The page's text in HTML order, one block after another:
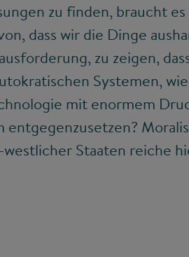
zu finden, braucht
dass wir die Dinge
zu zeigen,
Systemen,
mit enormem
entgegenzusetzen?
Staaten reiche